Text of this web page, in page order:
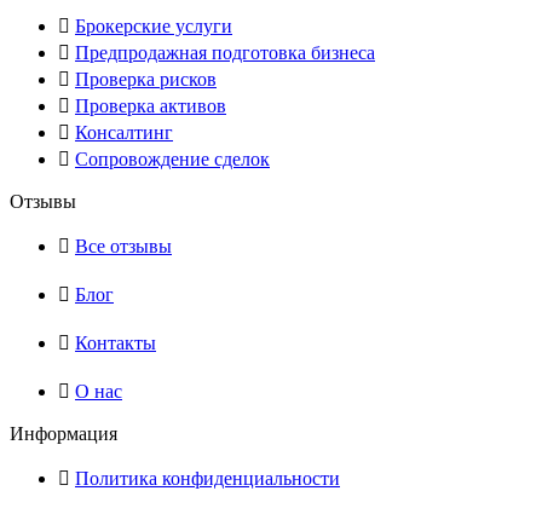
Брокерские услуги
Предпродажная подготовка бизнеса
Проверка рисков
Проверка активов
Консалтинг
Сопровождение сделок
Отзывы
Все отзывы
Блог
Контакты
О нас
Информация
Политика конфиденциальности